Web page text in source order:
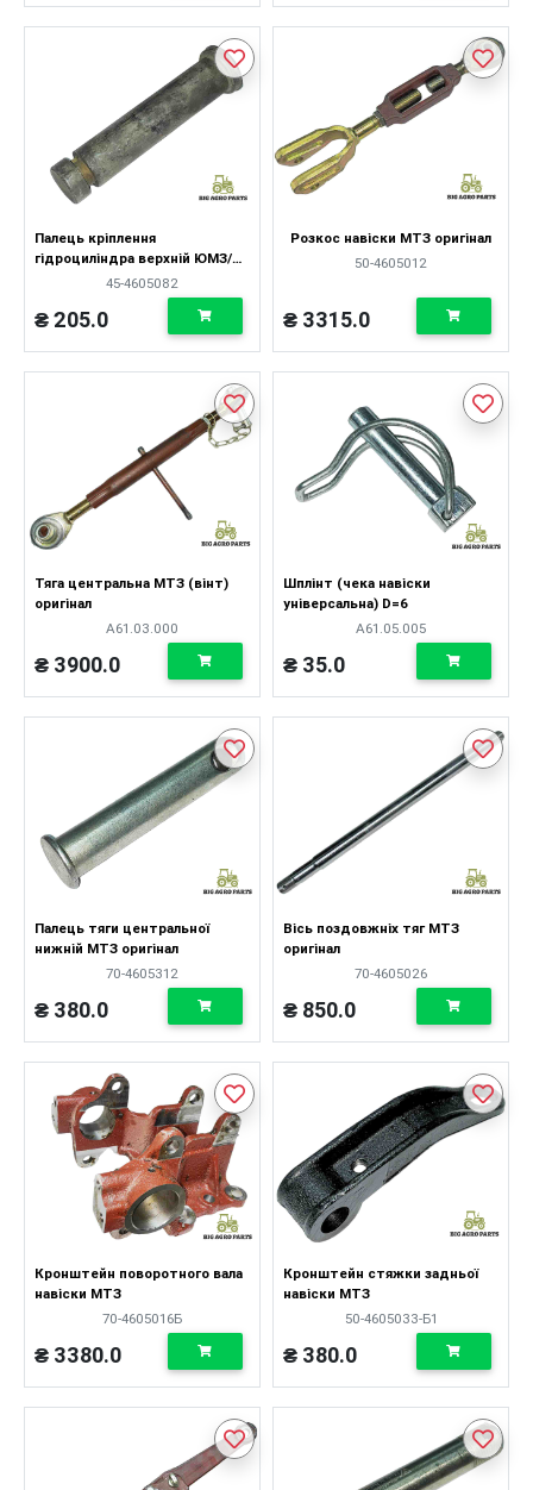
Палець кріплення
гідроциліндра верхній ЮМЗ/
МТЗ (довгий)45-4605082
₴ 205.0
Розкос навіски МТЗ оригінал
50-4605012
₴ 3315.0
Тяга центральна МТЗ (вінт)
оригінал
А61.03.000
₴ 3900.0
Шплінт (чека навіски
універсальна) D=6
А61.05.005
₴ 35.0
Палець тяги центральної
нижній МТЗ оригінал
70-4605312
₴ 380.0
Вісь поздовжніх тяг МТЗ
оригінал
70-4605026
₴ 850.0
Кронштейн поворотного вала
навіски МТЗ
70-4605016Б
₴ 3380.0
Кронштейн стяжки задньої
навіски МТЗ
50-4605033-Б1
₴ 380.0